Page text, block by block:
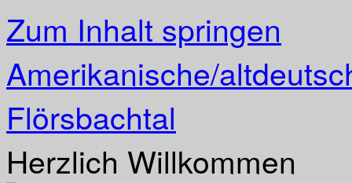
Zum Inhalt springen
Amerikanische/
Flörsbachtal
Herzlich Willkommen